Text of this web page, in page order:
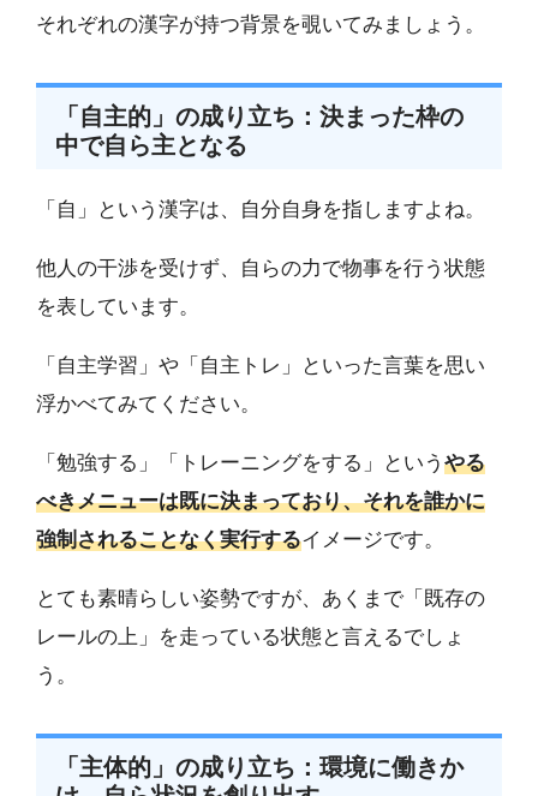
それぞれの漢字が持つ背景を覗いてみましょう。
「自主的」の成り立ち：決まった枠の
中で自ら主となる
「自」という漢字は、自分自身を指しますよね。
他人の干渉を受けず、自らの力で物事を行う状態
を表しています。
「自主学習」や「自主トレ」といった言葉を思い
浮かべてみてください。
「勉強する」「トレーニングをする」という やる
べきメニューは既に決まっており、それを誰かに
強制されることなく実行するイメージです。
とても素晴らしい姿勢ですが、あくまで「既存の
レールの上」を走っている状態と言えるでしょ
う。
「主体的」の成り立ち：環境に働きか